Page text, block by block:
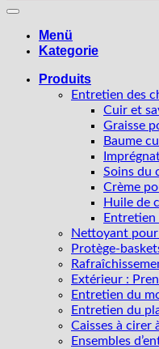
Menü
Kategorie
Produits
Entretien des
Cuir et
Graisse
Baume
Soins du
Crème
Huile de
Entretien
Nettoyant
Protège-
Extérieur :
Entretien du
Entretien du
Caisses à cirer
Ensembles